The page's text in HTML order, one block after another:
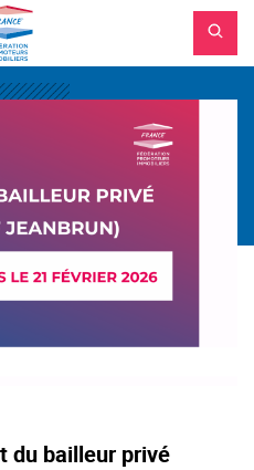
Aller au menu principal
recherche
du bailleur privé